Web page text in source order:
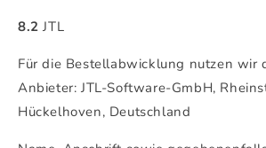
8.2 JTL
Für die Bestellabwicklung nutzen wir
Anbieter: JTL-Software-GmbH,
Hückelhoven, Deutschland